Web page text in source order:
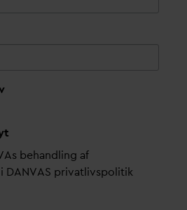
behandling af
DANVAS privatlivspolitik